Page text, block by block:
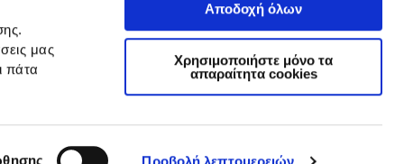
μας
πάτα
Προβολή λεπτομερειών
Αποδοχή όλων
Χρησιμοποιήστε μόνο τα
απαραίτητα cookies